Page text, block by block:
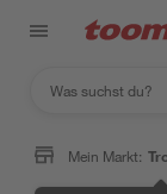
Mein Markt: